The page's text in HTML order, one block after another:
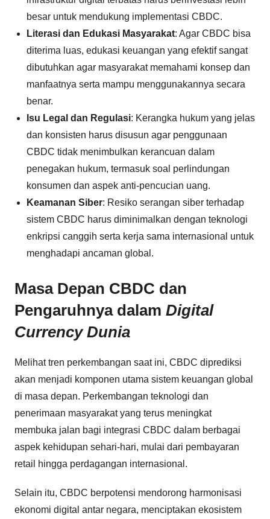
besar untuk mendukung implementasi CBDC.
Literasi dan Edukasi Masyarakat: Agar CBDC bisa
diterima luas, edukasi keuangan yang efektif sangat
dibutuhkan agar masyarakat memahami konsep dan
manfaatnya serta mampu menggunakannya secara
benar.
Isu Legal dan Regulasi: Kerangka hukum yang jelas
dan konsisten harus disusun agar penggunaan
CBDC tidak menimbulkan kerancuan dalam
penegakan hukum, termasuk soal perlindungan
konsumen dan aspek anti-pencucian uang.
Keamanan Siber: Resiko serangan siber terhadap
sistem CBDC harus diminimalkan dengan teknologi
enkripsi canggih serta kerja sama internasional untuk
menghadapi ancaman global.
Masa Depan CBDC dan
Pengaruhnya dalam Digital
Currency Dunia
Melihat tren perkembangan saat ini, CBDC diprediksi
akan menjadi komponen utama sistem keuangan global
di masa depan. Perkembangan teknologi dan
penerimaan masyarakat yang terus meningkat
membuka jalan bagi integrasi CBDC dalam berbagai
aspek kehidupan sehari-hari, mulai dari pembayaran
retail hingga perdagangan internasional.
Selain itu, CBDC berpotensi mendorong harmonisasi
ekonomi digital antar negara, menciptakan ekosistem